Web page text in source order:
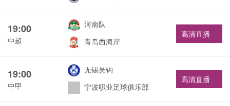
19:00
中超
河南队
青岛西海岸
高清直播
19:00
中甲
无锡吴钩
宁波职业足球俱乐部
高清直播